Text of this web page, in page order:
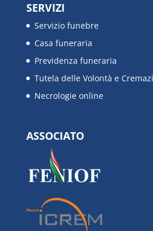
SERVIZI
Servizio funebre
Casa funeraria
Previdenza funeraria
Tutela delle Volontà e
Necrologie online
ASSOCIATO